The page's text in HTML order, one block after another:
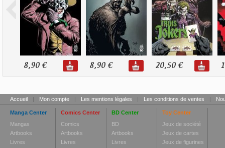
8,90 € 8,90 € 20,50 €
Accueil | Mon compte | Les mentions légales | Les conditions de ventes |
Manga Center
Mangas
Artbooks
Livres
Comics Center
Comics
Artbooks
Livres
BD Center
BD
Artbooks
Livres
Toy Center
Jeux de société
Jeux de cartes
Jeux de figurines